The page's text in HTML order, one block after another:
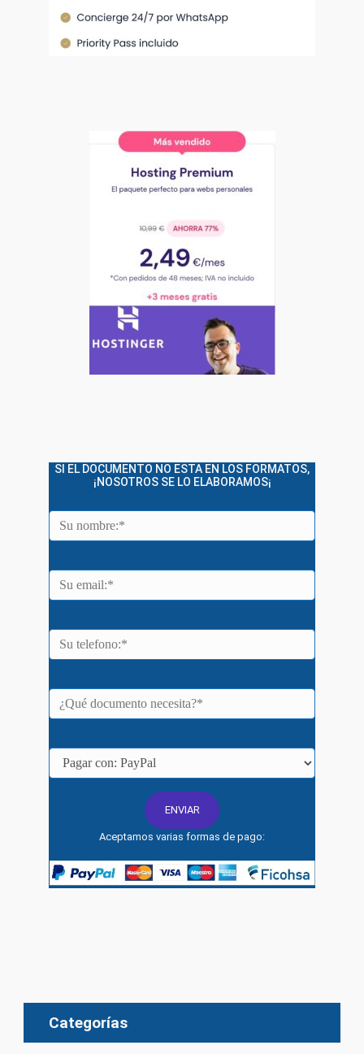
SI EL DOCUMENTO NO ESTA EN LOS FORMATOS,
¡NOSOTROS SE LO ELABORAMOS¡
Aceptamos varias formas de pago:
Categorías